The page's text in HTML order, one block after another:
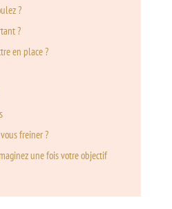
?
?
en place ?
freiner ?
une fois votre objectif